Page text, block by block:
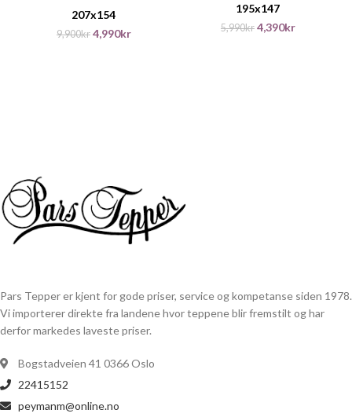
207x154
9,900kr 4,990kr
195x147
5,990kr 4,390kr
Pars Tepper er kjent for gode priser, service og kompetanse siden 1978.
Vi importerer direkte fra landene hvor teppene blir fremstilt og har
derfor markedes laveste priser.
Bogstadveien 41 0366 Oslo
22415152
peymanm@online.no